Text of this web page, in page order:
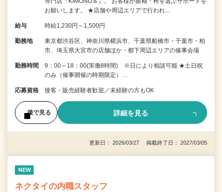
お願いします。 ★店舗や周辺エリアで行われ…
給与 時給1,230円～1,500円
勤務地
東京都渋谷区、神奈川県横浜市、千葉県船橋市・千葉市・柏
市、埼玉県大宮市の店舗ほか・都下周辺エリアの催事会場
勤務時間
9：00～18：00(実働8時間) ※日により相談可能 ★土日祝
のみ（催事開催の時期限定）…
応募資格 接客・販売経験者歓迎／未経験の方もOK
後で見る 詳細を見る
更新日： 2026/03/27 掲載終了日： 2027/03/05
NEW
ネクタイの内職スタッフ